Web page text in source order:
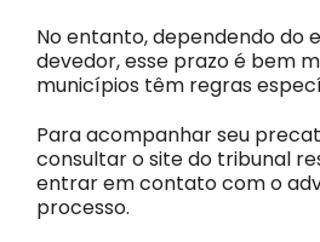
No entanto, dependendo do
devedor, esse prazo é bem
municípios têm regras
Para acompanhar seu
consultar o site do tribunal
entrar em contato com o
processo.